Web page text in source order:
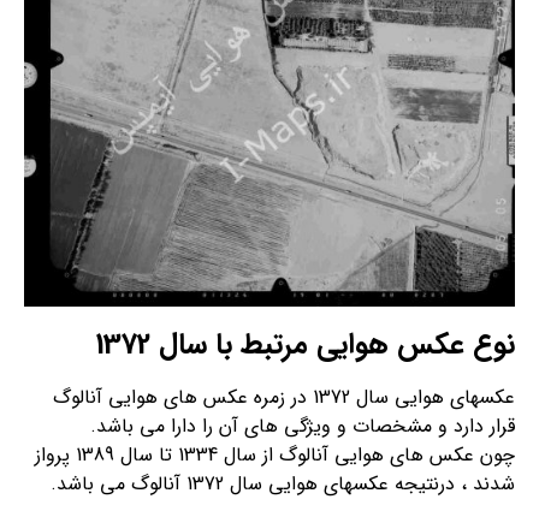
نوع عکس هوایی مرتبط با سال 1372
عکسهای هوایی سال 1372 در زمره عکس های هوایی آنالوگ
قرار دارد و مشخصات و ویژگی های آن را دارا می باشد.
چون عکس های هوایی آنالوگ از سال 1334 تا سال 1389 پرواز
شدند ، درنتیجه عکسهای هوایی سال 1372 آنالوگ می باشد.